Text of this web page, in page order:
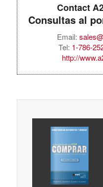
Contact
Consultas al
Email:
Tel: 1-786-
http://